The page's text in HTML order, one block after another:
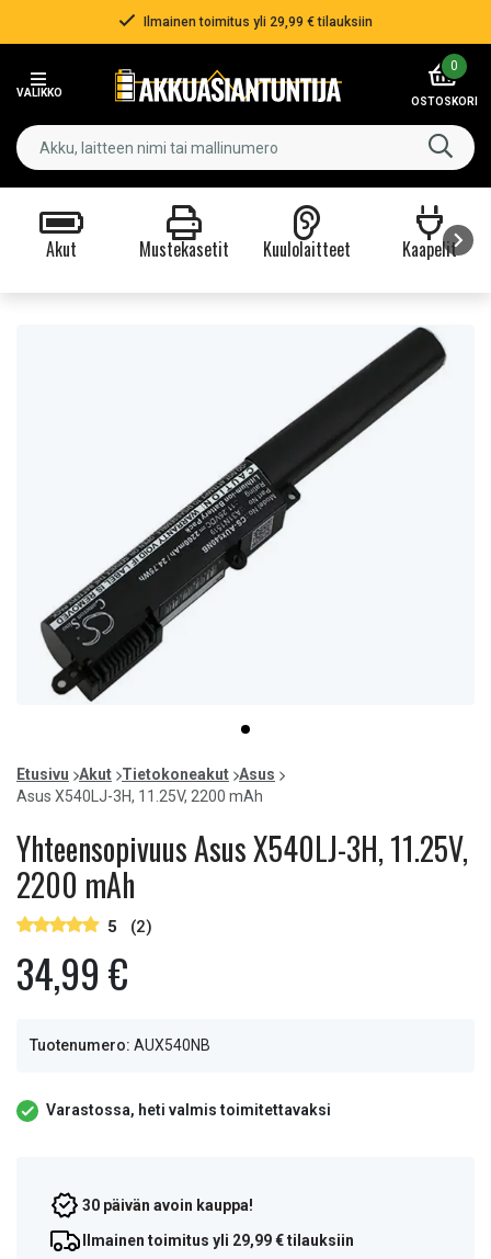
Ilmainen toimitus yli 29,99 € tilauksiin
VALIKKO
0
OSTOSKORI
Akut Mustekasetit Kuulolaitteet Kaapelit
item
0
of
1
Etusivu Akut Tietokoneakut Asus
Asus X540LJ-3H, 11.25V, 2200 mAh
Yhteensopivuus Asus X540LJ-3H, 11.25V,
2200 mAh
5 (2)
34,99 €
Tuotenumero: AUX540NB
Varastossa, heti valmis toimitettavaksi
30 päivän avoin kauppa!
Ilmainen toimitus yli 29,99 € tilauksiin